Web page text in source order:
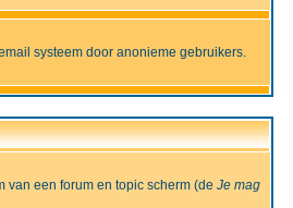
systeem door anonieme gebruikers.
van een forum en topic scherm (de Je mag